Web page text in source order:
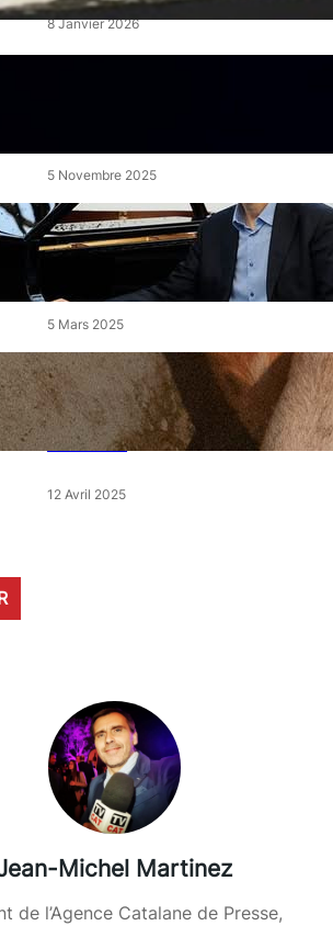
8 Janvier 2026
5 Novembre 2025
« Le Disciple » de Mikhaïl
Rudy à Perpignan le vendredi
5 Mars 2025
« Qui est le moins clair » : ce
samedi, 30 actions partout en
France devant les magasins
E.Leclerc
12 Avril 2025
Michel Martinez
de l’Agence Catalane de Presse,